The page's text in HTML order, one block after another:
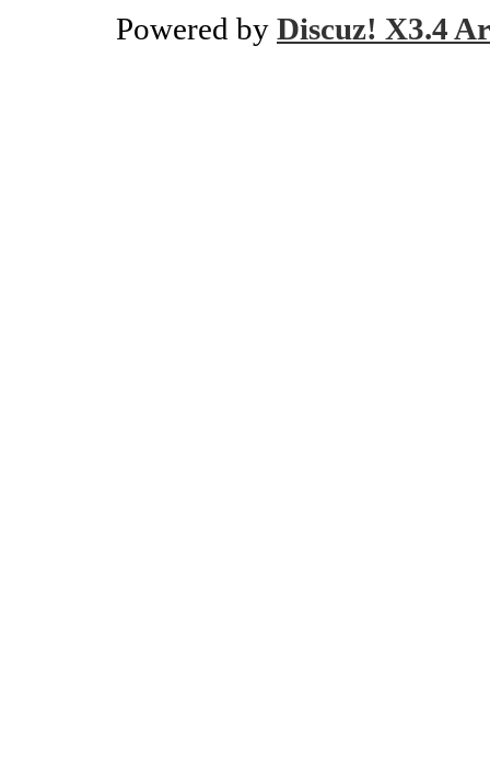
Powered by Discuz! X3.4